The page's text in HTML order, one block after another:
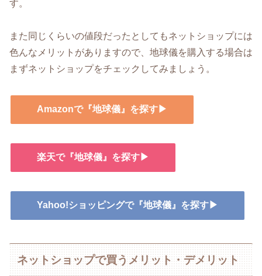
す。
また同じくらいの値段だったとしてもネットショップには
色んなメリットがありますので、地球儀を購入する場合は
まずネットショップをチェックしてみましょう。
Amazonで『地球儀』を探す▶
楽天で『地球儀』を探す▶
Yahoo!ショッピングで『地球儀』を探す▶
ネットショップで買うメリット・デメリット